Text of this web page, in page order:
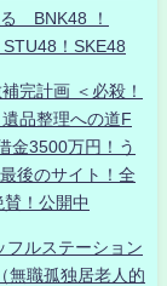
BNK48 ！
！SKE48
完計画 ＜必殺！
品整理への道F
金3500万円！う
後のサイト！全
！公開中
フルステーション
無職孤独居老人的